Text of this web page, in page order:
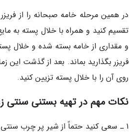
در همین مرحله خامه صبحانه را از
تقسیم کنید و همراه با خلال پسته به
فریزر بگذارید بماند. بعد از گذشت
روی آن را با خلال پسته تزیین کنید.
نکات مهم در تهیه بستنی سنتی
1 ـ سعی کنید حتماً از شیر پر چرب